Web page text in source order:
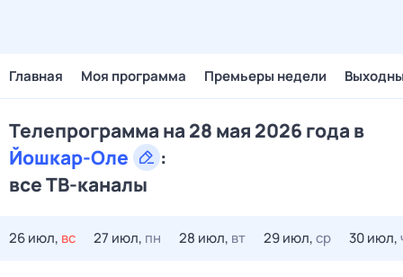
Главная Моя программа Премьеры недели
Телепрограмма на 28 мая 2026 года в
Йошкар-Оле
:
все ТВ-каналы
26 июл, вс 27 июл, пн 28 июл, вт 29 июл,ср 30 июл,